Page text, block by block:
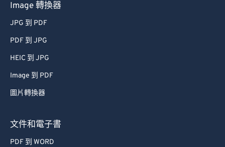
Image 轉換器
JPG 到 PDF
PDF 到 JPG
HEIC 到 JPG
Image 到 PDF
圖片轉換器
文件和電子書
PDF 到 WORD